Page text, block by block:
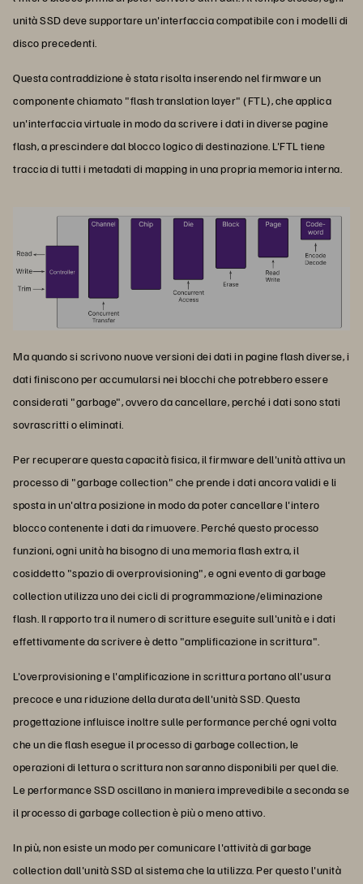
unità SSD deve supportare un'interfaccia compatibile con i modelli di
disco precedenti.
Questa contraddizione è stata risolta inserendo nel firmware un
componente chiamato "flash translation layer" (FTL), che applica
un'interfaccia virtuale in modo da scrivere i dati in diverse pagine
flash, a prescindere dal blocco logico di destinazione. L'FTL tiene
traccia di tutti i metadati di mapping in una propria memoria interna.
Ma quando si scrivono nuove versioni dei dati in pagine flash diverse, i
dati finiscono per accumularsi nei blocchi che potrebbero essere
considerati "garbage", ovvero da cancellare, perché i dati sono stati
sovrascritti o eliminati.
Per recuperare questa capacità fisica, il firmware dell'unità attiva un
processo di "garbage collection" che prende i dati ancora validi e li
sposta in un'altra posizione in modo da poter cancellare l'intero
blocco contenente i dati da rimuovere. Perché questo processo
funzioni, ogni unità ha bisogno di una memoria flash extra, il
cosiddetto "spazio di overprovisioning", e ogni evento di garbage
collection utilizza uno dei cicli di programmazione/eliminazione
flash. Il rapporto tra il numero di scritture eseguite sull'unità e i dati
effettivamente da scrivere è detto "amplificazione in scrittura".
L'overprovisioning e l'amplificazione in scrittura portano all'usura
precoce e una riduzione della durata dell'unità SSD. Questa
progettazione influisce inoltre sulle performance perché ogni volta
che un die flash esegue il processo di garbage collection, le
operazioni di lettura o scrittura non saranno disponibili per quel die.
Le performance SSD oscillano in maniera imprevedibile a seconda se
il processo di garbage collection è più o meno attivo.
In più, non esiste un modo per comunicare l'attività di garbage
collection dall'unità SSD al sistema che la utilizza. Per questo l'unità